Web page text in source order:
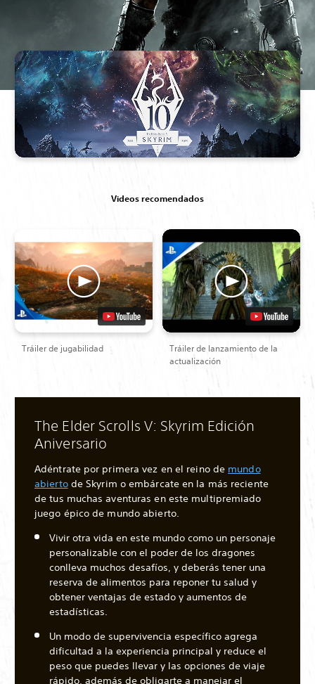
Videos recomendados
Tráiler de jugabilidad
Tráiler de lanzamiento de la
actualización
The Elder Scrolls V: Skyrim Edición
Aniversario
Adéntrate por primera vez en el reino de mundo
abiertode Skyrim o embárcate en la más reciente
de tus muchas aventuras en este multipremiado
juego épico de mundo abierto.
Vivir otra vida en este mundo como un personaje
personalizable con el poder de los dragones
conlleva muchos desafíos, y deberás tener una
reserva de alimentos para reponer tu salud y
obtener ventajas de estado y aumentos de
estadísticas.
Un modo de supervivencia específico agrega
dificultad a la experiencia principal y reduce el
peso que puedes llevar y las opciones de viaje
rápido, además de obligarte a manejar el